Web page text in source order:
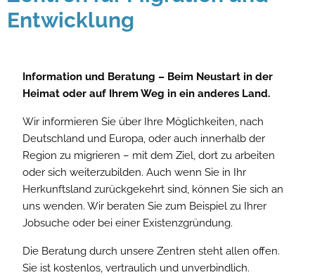
Entwicklung
Information und Beratung – Beim Neustart in der
Heimat oder auf Ihrem Weg in ein anderes Land.
Wir informieren Sie über Ihre Möglichkeiten, nach
Deutschland und Europa, oder auch innerhalb der
Region zu migrieren – mit dem Ziel, dort zu arbeiten
oder sich weiterzubilden. Auch wenn Sie in Ihr
Herkunftsland zurückgekehrt sind, können Sie sich an
uns wenden. Wir beraten Sie zum Beispiel zu Ihrer
Jobsuche oder bei einer Existenzgründung.
Die Beratung durch unsere Zentren steht allen offen.
Sie ist kostenlos, vertraulich und unverbindlich.